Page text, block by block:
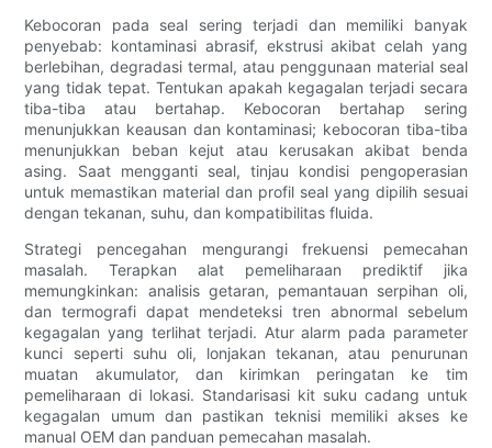
Kebocoran pada seal sering terjadi dan memiliki banyak
penyebab: kontaminasi abrasif, ekstrusi akibat celah yang
berlebihan, degradasi termal, atau penggunaan material seal
yang tidak tepat. Tentukan apakah kegagalan terjadi secara
tiba-tiba atau bertahap. Kebocoran bertahap sering
menunjukkan keausan dan kontaminasi; kebocoran tiba-tiba
menunjukkan beban kejut atau kerusakan akibat benda
asing. Saat mengganti seal, tinjau kondisi pengoperasian
untuk memastikan material dan profil seal yang dipilih sesuai
dengan tekanan, suhu, dan kompatibilitas fluida.
Strategi pencegahan mengurangi frekuensi pemecahan
masalah. Terapkan alat pemeliharaan prediktif jika
memungkinkan: analisis getaran, pemantauan serpihan oli,
dan termografi dapat mendeteksi tren abnormal sebelum
kegagalan yang terlihat terjadi. Atur alarm pada parameter
kunci seperti suhu oli, lonjakan tekanan, atau penurunan
muatan akumulator, dan kirimkan peringatan ke tim
pemeliharaan di lokasi. Standarisasi kit suku cadang untuk
kegagalan umum dan pastikan teknisi memiliki akses ke
manual OEM dan panduan pemecahan masalah.